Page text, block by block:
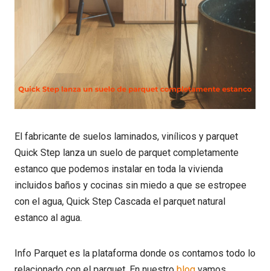
El fabricante de suelos laminados, vinílicos y parquet
Quick Step lanza un suelo de parquet completamente
estanco que podemos instalar en toda la vivienda
incluidos baños y cocinas sin miedo a que se estropee
con el agua, Quick Step Cascada el parquet natural
estanco al agua.
Info Parquet es la plataforma donde os contamos todo lo